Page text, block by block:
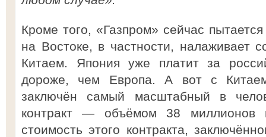
Кроме того, «Газпром» сейчас
на Востоке, в частности, налаживает
Китаем. Япония уже платит за
дороже, чем Европа. А вот с
заключён самый масштабный в
контракт — объёмом 38 миллионов
стоимость этого контракта,